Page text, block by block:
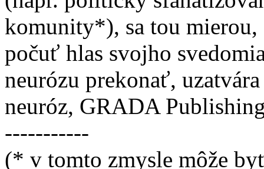
komunity*), sa tou mierou,
počuť hlas svojho
neurózu prekonať,
neuróz, GRADA
-----------
(* v tomto zmysle môže